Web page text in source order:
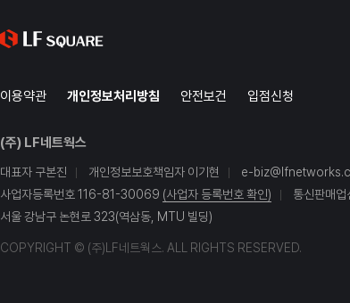
이용약관 개인정보처리방침 안전보건 입점신청
(주) LF네트웍스
대표자 구본진 개인정보보호책임자 이기현 e-
사업자등록번호 116-81-30069 (사업자 등록번호 확인)
통신판매
서울 강남구 논현로 323(역삼동, MTU 빌딩)
COPYRIGHT © (주)LF네트웍스. ALL RIGHTS RESERVED.